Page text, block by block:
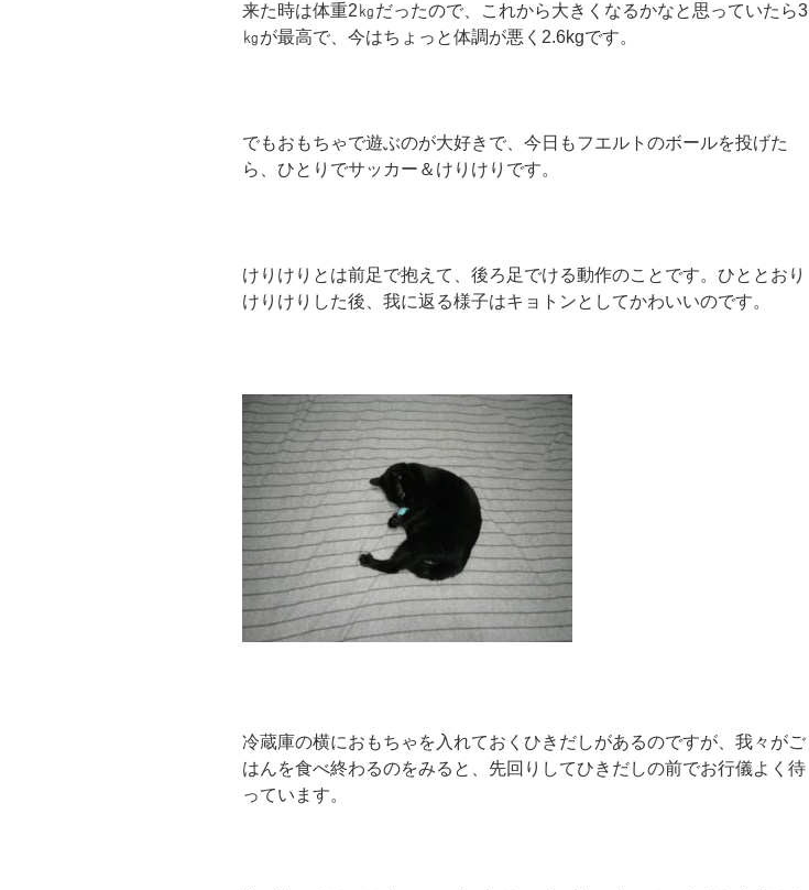
来た時は体重2㎏だったので、これから大きくなるかなと思っていたら3
㎏が最高で、今はちょっと体調が悪く2.6kgです。
でもおもちゃで遊ぶのが大好きで、今日もフエルトのボールを投げた
ら、ひとりでサッカー＆けりけりです。
けりけりとは前足で抱えて、後ろ足でける動作のことです。ひととおり
けりけりした後、我に返る様子はキョトンとしてかわいいのです。
冷蔵庫の横におもちゃを入れておくひきだしがあるのですが、我々がご
はんを食べ終わるのをみると、先回りしてひきだしの前でお行儀よく待
っています。